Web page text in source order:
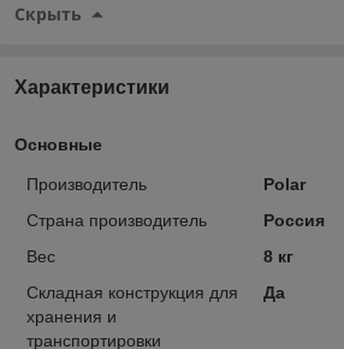
Скрыть
Характеристики
Основные
Производитель
Polar
Страна производитель
Россия
Вес
8 кг
Складная конструкция для
хранения и
транспортировки
Да